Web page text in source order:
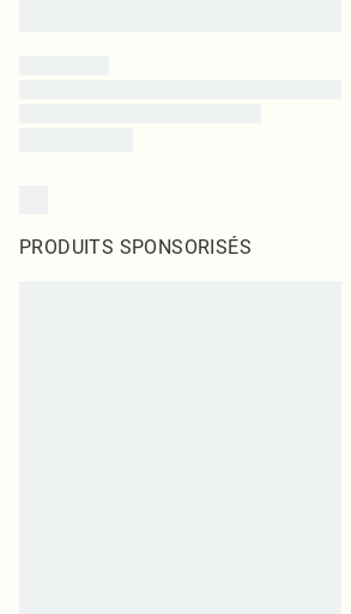
PRODUITS SPONSORISÉS